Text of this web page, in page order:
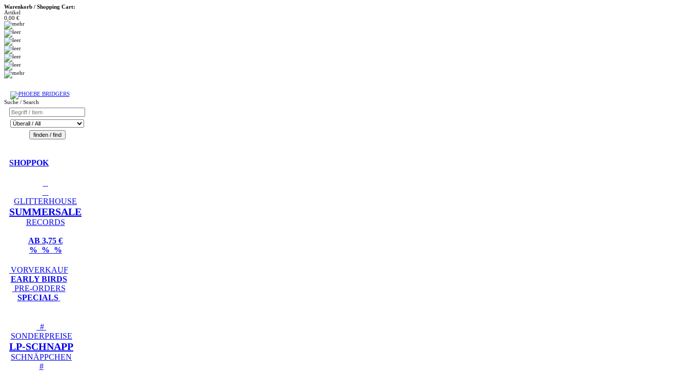
Warenkorb / Shopping Cart:
Artikel
0,00 €
Suche / Search
SHOPPOK
GLITTERHOUSE
SUMMERSALE
RECORDS
AB 3,75 €
% % %
VORVERKAUF
EARLY BIRDS
PRE-ORDERS
SPECIALS
#
SONDERPREISE
LP-SCHNAPP
SCHNÄPPCHEN
#